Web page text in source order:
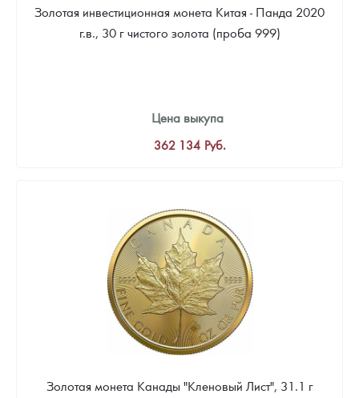
Золотая инвестиционная монета Китая - Панда 2020
г.в., 30 г чистого золота (проба 999)
Цена выкупа
362 134 Руб.
Золотая монета Канады "Кленовый Лист", 31.1 г